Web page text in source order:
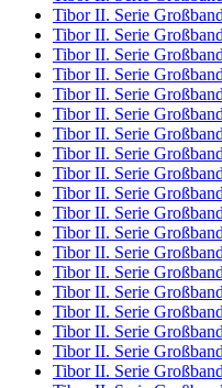
Tibor II. Serie
Tibor II. Serie
Tibor II. Serie
Tibor II. Serie
Tibor II. Serie
Tibor II. Serie
Tibor II. Serie
Tibor II. Serie
Tibor II. Serie
Tibor II. Serie
Tibor II. Serie
Tibor II. Serie
Tibor II. Serie
Tibor II. Serie
Tibor II. Serie
Tibor II. Serie
Tibor II. Serie
Tibor II. Serie
Tibor II. Serie